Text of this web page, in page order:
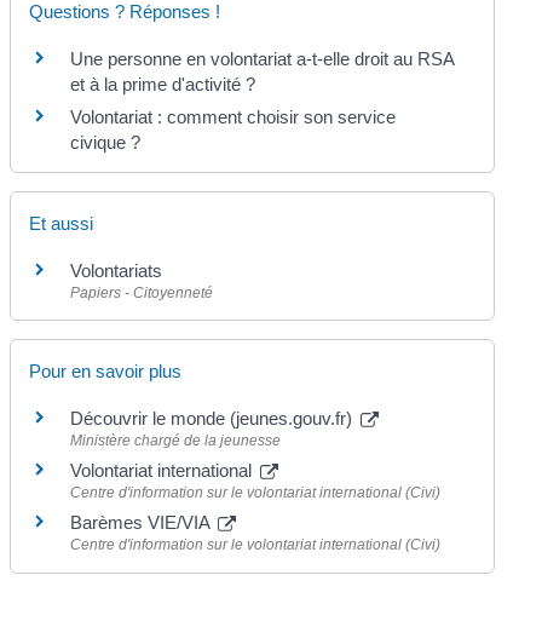
Questions ? Réponses !
Une personne en volontariat a-t-elle droit au RSA
et à la prime d'activité ?
Volontariat : comment choisir son service
civique ?
Et aussi
Volontariats
Papiers - Citoyenneté
Pour en savoir plus
Découvrir le monde (jeunes.gouv.fr)
Ministère chargé de la jeunesse
Volontariat international
Centre d'information sur le volontariat international (Civi)
Barèmes VIE/VIA
Centre d'information sur le volontariat international (Civi)